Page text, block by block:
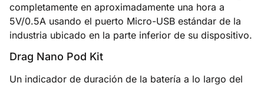
completamente en aproximadamente una hora a
5V/0.5A usando el puerto Micro-USB estándar de la
industria ubicado en la parte inferior de su dispositivo.
Drag Nano Pod Kit
Un indicador de duración de la batería a lo largo del